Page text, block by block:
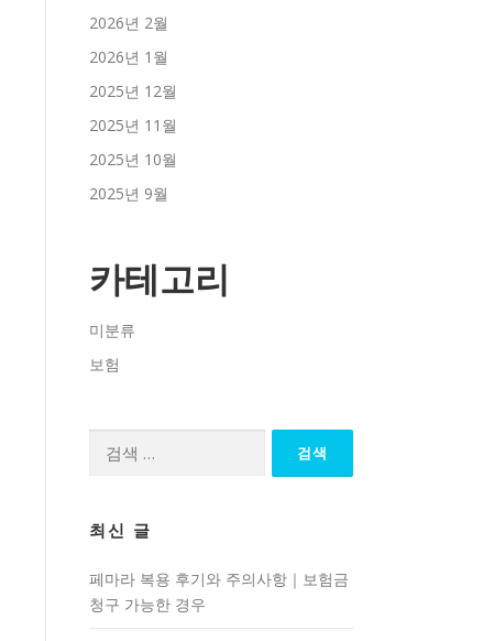
2026년 2월
2026년 1월
2025년 12월
2025년 11월
2025년 10월
2025년 9월
카테고리
미분류
보험
최신 글
페마라 복용 후기와 주의사항｜보험금
청구 가능한 경우